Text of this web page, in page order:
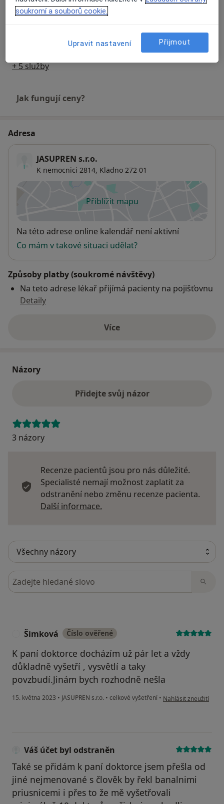
Detaily
+ 5 služby
Jak fungují ceny?
Adresa
JASUPREN s.r.o.
K nemocnici 2814, Kladno 272 01
Přiblížit mapuse otevře v nové záložce
Dostupnost
Na této adrese online kalendář není aktivní
Co mám v takové situaci udělat?
Způsoby platby (soukromé návštěvy)
Na teto adrese lékař přijímá pacienty na pojišťovnu
Detaily
Víceo adrese
Názory
Přidejte svůj názor
3 názory
Recenze pacientů jsou pro nás důležité.
Specialisté nemají možnost zaplatit za
odstranění nebo změnu recenze pacienta.
Další informace.
Hledejte v názorech
Šimková Číslo ověřené
K paní doktorce docházím už pár let a vždy
důkladně vyšetří , vysvětlí a taky
povzbudí.Jinám bych rozhodně nešla
15. května 2023 • JASUPREN s.r.o. • celkové vyšetření • podle názoru
Nahlásit zneužití
Váš účet byl odstraněn
Také se přidám k paní doktorce jsem přešla od
jiné nejmenované s člověk by řekl banalnimi
priusnicemi i přes to že mě vyšetřovali
soukromí a souborů cookie.
Upravit nastavení Přijmout